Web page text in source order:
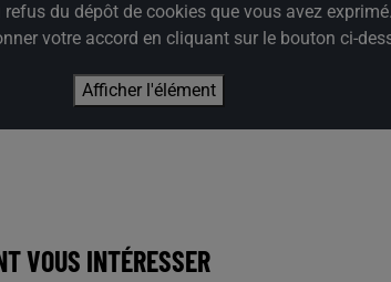
du dépôt de cookies que vous avez
votre accord en cliquant sur le bouton ci-
Afficher l'élément
VOUS INTÉRESSER